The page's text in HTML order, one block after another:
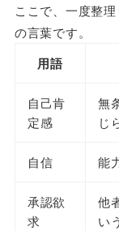
ここで、一度整
の言葉です。
用語
自己肯
定感
無
じ
自信 能
承認欲
求
他
い